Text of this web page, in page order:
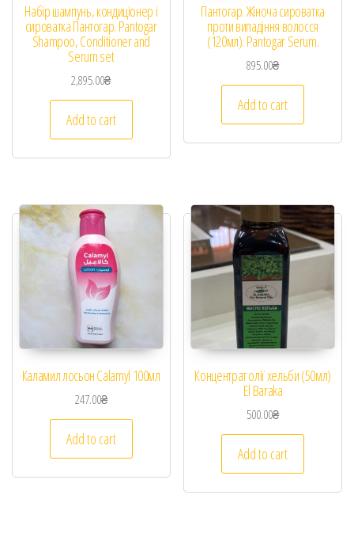
Набір шампунь, кондиціонер і
сироватка Пантогар. Pantogar
Shampoo, Conditioner and
Serum set
2,895.00₴
Add to cart
Пантогар. Жіноча сироватка
проти випадіння волосся
(120мл). Pantogar Serum.
895.00₴
Add to cart
Каламил лосьон Calamyl 100мл
247.00₴
Add to cart
Концентрат олії хельби (50мл)
El Baraka
500.00₴
Add to cart